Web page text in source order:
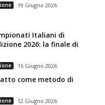
19 Giugno 2026
Italiani di
2026: la finale di
16 Giugno 2026
come metodo di
12 Giugno 2026